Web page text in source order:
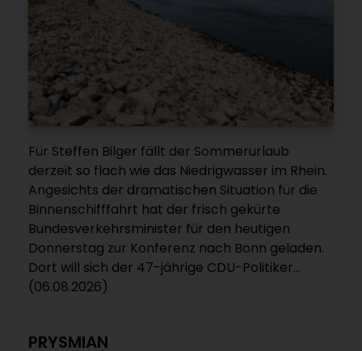
Für Steffen Bilger fällt der Sommerurlaub
derzeit so flach wie das Niedrigwasser im Rhein.
Angesichts der dramatischen Situation für die
Binnenschifffahrt hat der frisch gekürte
Bundesverkehrsminister für den heutigen
Donnerstag zur Konferenz nach Bonn geladen.
Dort will sich der 47-jährige CDU-Politiker...
(06.08.2026)
PRYSMIAN